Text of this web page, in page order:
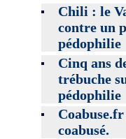
Chili : le
contre un
pédophilie
Cinq ans
trébuche
pédophilie
coabusé.